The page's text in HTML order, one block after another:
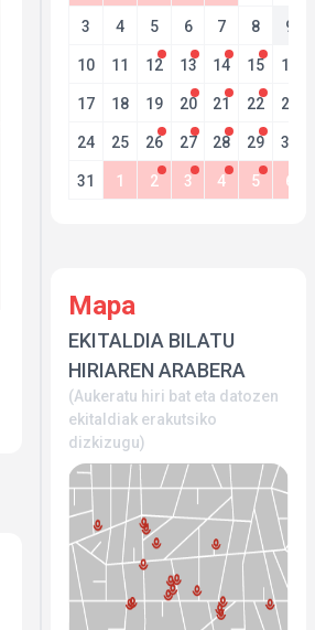
3 4 5 6 7 8 9
10 11 12 13 14 15 16
17 18 19 20 21 22 23
24 25 26 27 28 29 30
31 1 2 3 4 5 6
Mapa
EKITALDIA BILATU
HIRIAREN ARABERA
(Aukeratu hiri bat eta datozen
ekitaldiak erakutsiko
dizkizugu)